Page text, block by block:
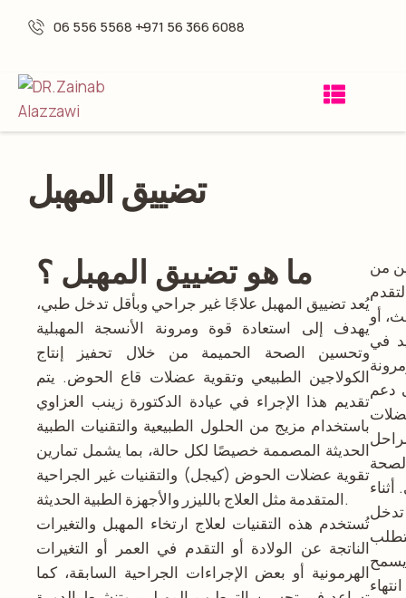
06 556 5568 -+971 56 366 6088
تضييق المهبل
ما هو تضييق المهبل ؟
يُعد تضييق المهبل علاجًا غير جراحي وبأقل تدخل طبي،
يهدف إلى استعادة قوة ومرونة الأنسجة المهبلية
وتحسين الصحة الحميمة من خلال تحفيز إنتاج
الكولاجين الطبيعي وتقوية عضلات قاع الحوض. يتم
تقديم هذا الإجراء في عيادة الدكتورة زينب العزاوي
باستخدام مزيج من الحلول الطبيعية والتقنيات الطبية
الحديثة المصممة خصيصًا لكل حالة، بما يشمل تمارين
تقوية عضلات الحوض (كيجل) والتقنيات غير الجراحية
المتقدمة مثل العلاج بالليزر والأجهزة الطبية الحديثة.
تُستخدم هذه التقنيات لعلاج ارتخاء المهبل والتغيرات
الناتجة عن الولادة أو التقدم في العمر أو التغيرات
الهرمونية أو بعض الإجراءات الجراحية السابقة، كما
من
أو
في
دعم
ولا يتطلب